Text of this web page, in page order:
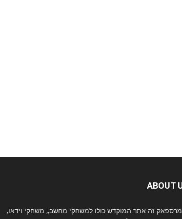
ABOUT
זה אתר המוקדש כולו למשחקי מחשב,, משחקי וידאו,